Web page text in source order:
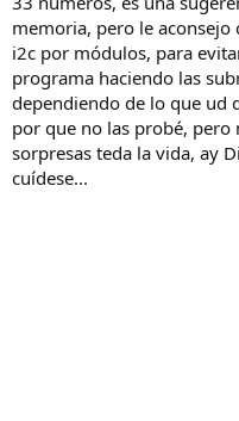
memoria, pero le
i2c por módulos, para
programa haciendo las
dependiendo de lo que ud
por que no las probé, pero
sorpresas teda la vida, ay
cuídese...